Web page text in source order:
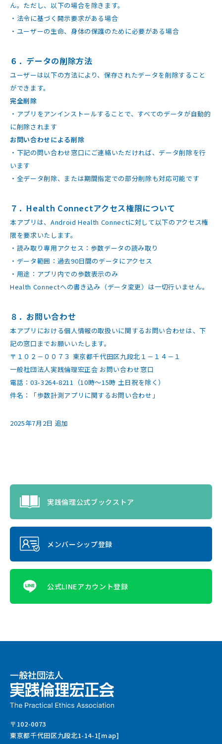
ん。ただし、以下の場合を除きます。
・法令に基づく開示要求がある場合
・ユーザーの生命、身体の保護のために必要がある場合
６．データの削除方法
ユーザーは以下の方法により、保存されたデータを削除すること
ができます。
完全削除
・アプリをアンインストールすることで、すべてのデータが自動的
に削除されます
お問い合わせによる削除
・下記の問い合わせ窓口にご連絡いただければ、データ削除を行
います
・全データ削除、または期間指定での部分削除も対応可能です
７．Health Connectアクセス権限について
本アプリは、Android Health Connectに対して以下のアクセス権
限を要求いたします。
・読み取り専用アクセス：歩数データの読み取り
・データ範囲：過去90日間のデータにアクセス
・用途：アプリ内での歩数表示のみ
Health Connectへの書き込み（データ変更）は一切行いません。
８．お問い合わせ
本アプリにおける個人情報の取扱いに関するお問い合わせは、下
記の窓口までお願いいたします。
〒１０２－００７３ 東京都千代田区九段北１－１４－１
一般社団法人実践倫理宏正会 お問い合わせ窓口
電話：03-3264-8211（10時〜15時 土日祝を除く）
件名：「歩数計測アプリに関するお問い合わせ」
2025年7月2日 追加
実践倫理公式ブックストア
メンバーシップ登録
公式LINEアカウント登録
〒102-0073
東京都千代田区九段北1-14-1[map]